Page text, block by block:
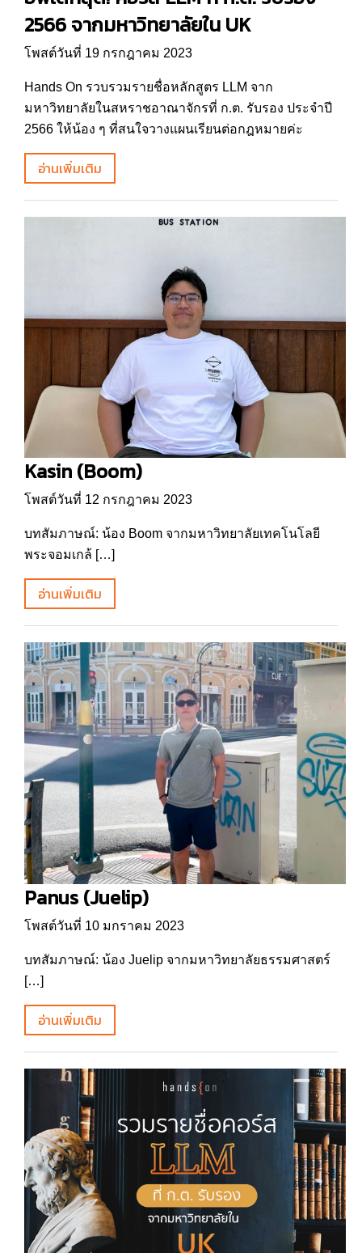
2566 จากมหาวิทยาลัยใน UK
โพสต์วันที่ 19 กรกฎาคม 2023
Hands On รวบรวมรายชื่อหลักสูตร LLM จาก
มหาวิทยาลัยในสหราชอาณาจักรที่ ก.ต. รับรอง ประจำปี
2566 ให้น้อง ๆ ที่สนใจวางแผนเรียนต่อกฎหมายค่ะ
อ่านเพิ่มเติม
Kasin (Boom)
โพสต์วันที่ 12 กรกฎาคม 2023
บทสัมภาษณ์: น้อง Boom จากมหาวิทยาลัยเทคโนโลยี
พระจอมเกล้ […]
อ่านเพิ่มเติม
Panus (Juelip)
โพสต์วันที่ 10 มกราคม 2023
บทสัมภาษณ์: น้อง Juelip จากมหาวิทยาลัยธรรมศาสตร์
[…]
อ่านเพิ่มเติม